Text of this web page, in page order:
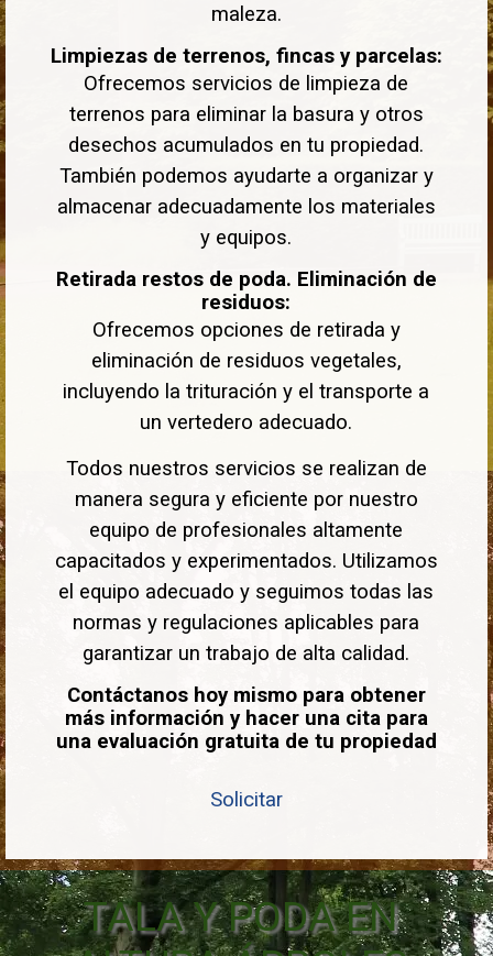
maleza.
Limpiezas de terrenos, fincas y parcelas:
Ofrecemos servicios de limpieza de
terrenos para eliminar la basura y otros
desechos acumulados en tu propiedad.
También podemos ayudarte a organizar y
almacenar adecuadamente los materiales
y equipos.
Retirada restos de poda. Eliminación de
residuos:
Ofrecemos opciones de retirada y
eliminación de residuos vegetales,
incluyendo la trituración y el transporte a
un vertedero adecuado.
Todos nuestros servicios se realizan de
manera segura y eficiente por nuestro
equipo de profesionales altamente
capacitados y experimentados. Utilizamos
el equipo adecuado y seguimos todas las
normas y regulaciones aplicables para
garantizar un trabajo de alta calidad.
Contáctanos hoy mismo para obtener
más información y hacer una cita para
una evaluación gratuita de tu propiedad
Solicitar
TALA Y PODA EN